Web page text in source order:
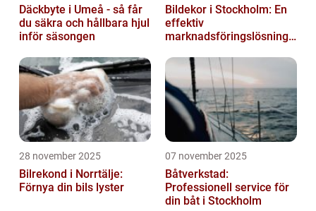
Däckbyte i Umeå - så får
du säkra och hållbara hjul
inför säsongen
Bildekor i Stockholm: En
effektiv
marknadsföringslösning
28 november 2025
Bilrekond i Norrtälje:
Förnya din bils lyster
07 november 2025
Båtverkstad:
Professionell service för
din båt i Stockholm